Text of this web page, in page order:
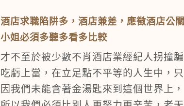
酒店求職陷阱多，酒店兼差，應徵酒店公關
小姐必須多聽多看多比較
才不至於被少數不肖酒店業經紀人拐撞騙
吃虧上當，在立足點不平等的人生中，只
因我們未能含著金湯匙來到這個世界上，